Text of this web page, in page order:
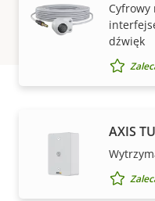
dźwięk
AXIS
POKAŻ
Rozwiązania i
sprzedawane i